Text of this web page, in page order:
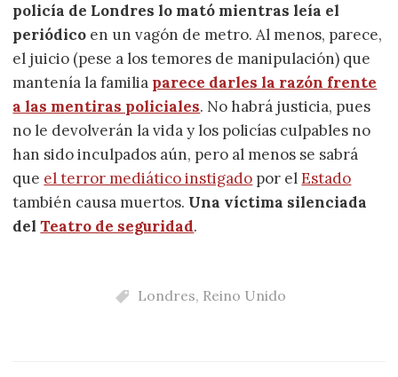
policía de Londres lo mató mientras leía el
periódico en un vagón de metro. Al menos, parece,
el juicio (pese a los temores de manipulación) que
mantenía la familia parece darles la razón frente
a las mentiras policiales. No habrá justicia, pues
no le devolverán la vida y los policías culpables no
han sido inculpados aún, pero al menos se sabrá
que el terror mediático instigado por elEstado
también causa muertos. Una víctima silenciada
delTeatro de seguridad.
Londres, Reino Unido